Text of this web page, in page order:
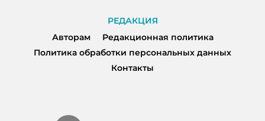
РЕДАКЦИЯ
Авторам
Редакционная политика
Политика обработки персональных данных
Контакты